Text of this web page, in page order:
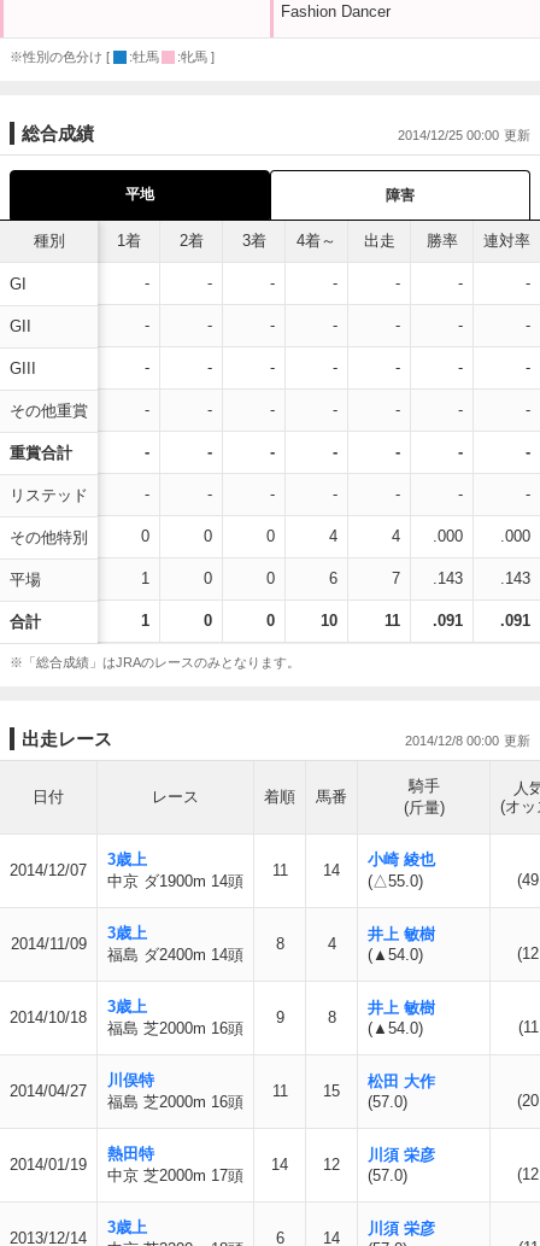
Fashion Dancer
※性別の色分け [ :牡馬 :牝馬 ]
総合成績 2014/12/25 00:00
平地 障害
種別
GI
GII
GIII
その他重賞
重賞合計
リステッド
その他特別
平場
合計
1着 2着 3着 4着～ 出走 勝率 連対率
- - - - - - -
- - - - - - -
- - - - - - -
- - - - - - -
- - - - - - -
- - - - - - -
0 0 0 4 4 .000 .000
1 0 0 6 7 .143 .143
1 0 0 10 11 .091 .091
※「総合成績」はJRAのレースのみとなります。
出走レース 2014/12/8 00:00
日付 レース 着順 馬番
騎手
(斤量)
人
(オッ
2014/12/07
3歳上
中京 ダ1900m 14頭
11 14
小崎 綾也
(△55.0)
2014/11/09
3歳上
福島 ダ2400m 14頭
8 4
井上 敏樹
(▲54.0)
2014/10/18
3歳上
福島 芝2000m 16頭
9 8
井上 敏樹
(▲54.0)
2014/04/27
川俣特
福島 芝2000m 16頭
11 15
松田 大作
(57.0)
2014/01/19
熱田特
中京 芝2000m 17頭
14 12
川須 栄彦
(57.0)
2013/12/14
3歳上
6 14
川須 栄彦